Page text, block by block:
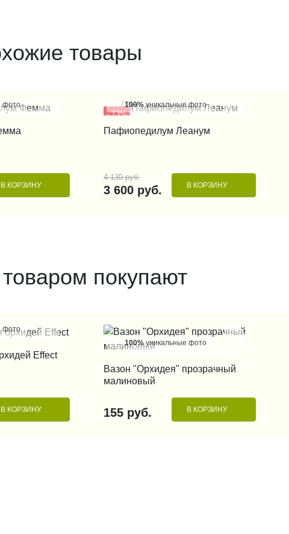
товары
фото
В КОРЗИНУ
- 13%
100%уникальные фото
Пафиопедилум Леанум
4 130 руб.
3 600 руб. В КОРЗИНУ
покупают
фото
Effect
В КОРЗИНУ
100%уникальные фото
КУПИТЬ В 1 КЛИК
Вазон "Орхидея" прозрачный
малиновый
155 руб. В КОРЗИНУ